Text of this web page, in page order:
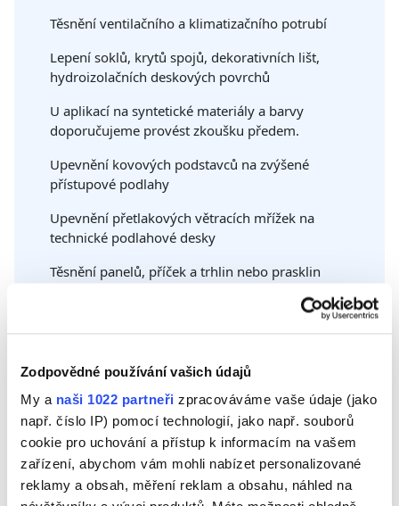
Zodpovědné používání vašich údajů
My a naši 1022 partneři zpracováváme vaše údaje (jako
např. číslo IP) pomocí technologií, jako např. souborů
cookie pro uchování a přístup k informacím na vašem
zařízení, abychom vám mohli nabízet personalizované
reklamy a obsah, měření reklam a obsahu, náhled na
Těsnění ventilačního a klimatizačního potrubí
Lepení soklů, krytů spojů, dekorativních lišt,
hydroizolačních deskových povrchů
U aplikací na syntetické materiály a barvy
doporučujeme provést zkoušku předem.
Upevnění kovových podstavců na zvýšené
přístupové podlahy
Upevnění přetlakových větracích mřížek na
technické podlahové desky
Těsnění panelů, příček a trhlin nebo prasklin
VLASTNOSTI
Interiér